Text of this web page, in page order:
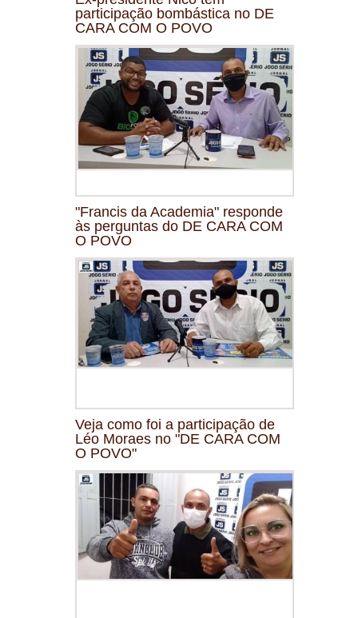
participação bombástica no DE
CARA COM O POVO
"Francis da Academia" responde
às perguntas do DE CARA COM
O POVO
Veja como foi a participação de
Léo Moraes no "DE CARA COM
O POVO"